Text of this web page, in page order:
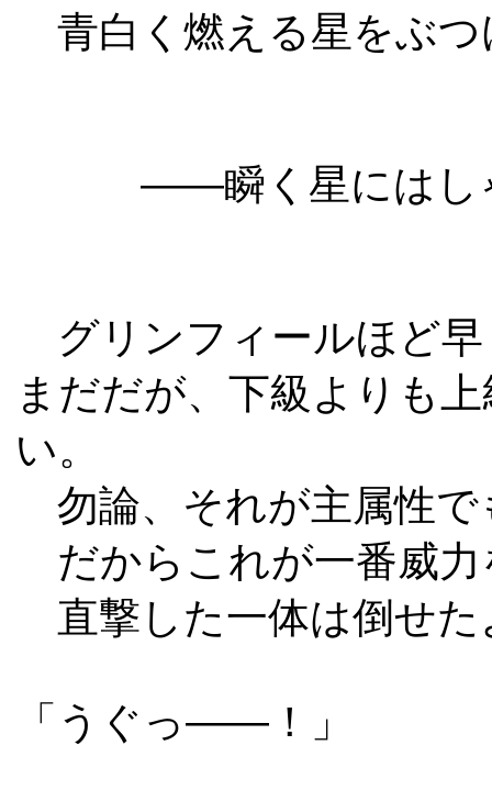
青白く燃える星をぶつ
――瞬く星にはし
グリンフィールほど早
まだだが、下級よりも
い。
勿論、それが主属性で
だからこれが一番威力
直撃した一体は倒せた
「うぐっ――！」